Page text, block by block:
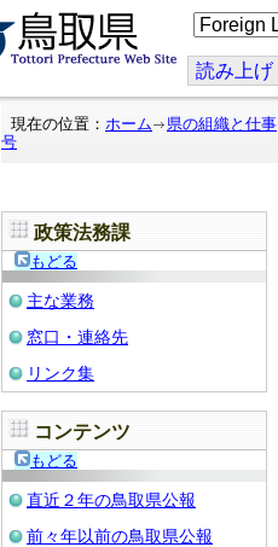
こ
の
ジ
を
翻
読み上げ
現在の位置： ホーム 県の組織と仕事
号
政策法務課
もどる
主な業務
窓口・連絡先
リンク集
コンテンツ
もどる
直近２年の鳥取県公報
前々年以前の鳥取県公報